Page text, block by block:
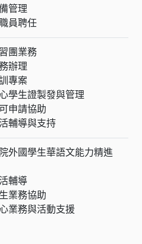
管理
員聘任
團業務
辦理
專案
學生證製發與管理
申請協助
輔導與支持
外國學生華語文能力精進
輔導
業務協助
業務與活動支援